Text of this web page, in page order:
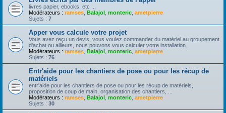
livres papier, ebooks, etc ...
Modérateurs : ramses Balajol monteric ametpierre
Sujets : 7
Apper vous calcule votre projet
Vous avez reçu un devis, vous voulez commander du matériel au groupement
d'achat ou ailleurs, nous pouvons vous calculer votre installation.
Modérateurs : ramses Balajol monteric ametpierre
Sujets : 76
Entr'aide pour les chantiers de pose ou pour les récup de
matériels
entr'aide pour les chantiers de pose ou pour les récup de matériels,
proposition de coup de main, organisation des chantiers, ...
Modérateurs : ramses Balajol monteric ametpierre
Sujets : 30